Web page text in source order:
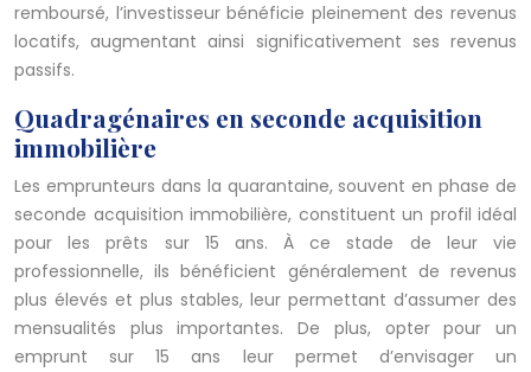
remboursé, l’investisseur bénéficie pleinement des revenus
locatifs, augmentant ainsi significativement ses revenus
passifs.
Quadragénaires en seconde acquisition
immobilière
Les emprunteurs dans la quarantaine, souvent en phase de
seconde acquisition immobilière, constituent un profil idéal
pour les prêts sur 15 ans. À ce stade de leur vie
professionnelle, ils bénéficient généralement de revenus
plus élevés et plus stables, leur permettant d’assumer des
mensualités plus importantes. De plus, opter pour un
emprunt sur 15 ans leur permet d’envisager un